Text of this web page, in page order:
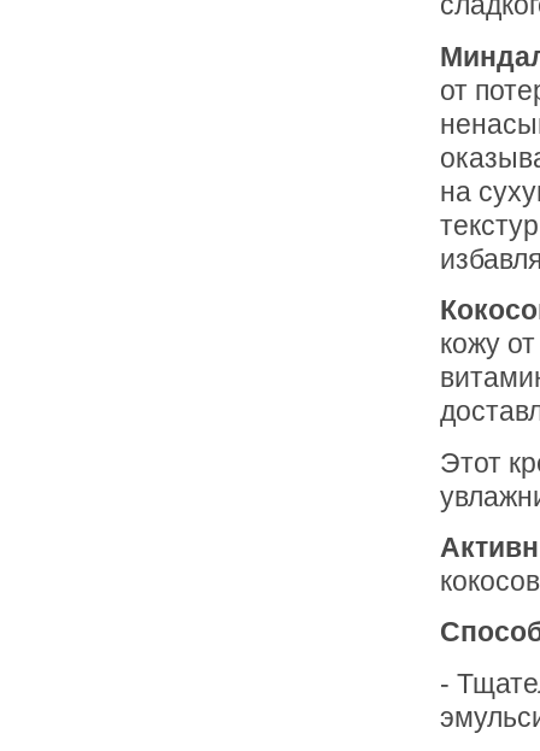
от
на
кожу
Этот
-